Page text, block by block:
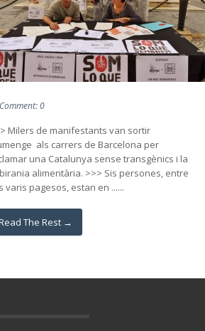
Comment: 0
Milers de manifestants van sortir
als carrers de Barcelona per
una Catalunya sense transgènics i la
alimentària. >>> Sis persones, entre
varis pagesos, estan en ......
The Rest →